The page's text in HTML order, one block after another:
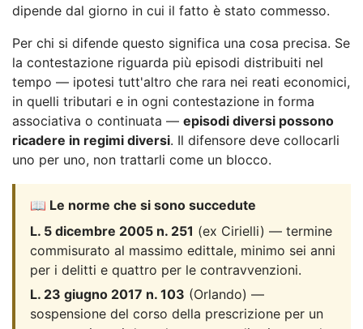
dipende dal giorno in cui il fatto è stato commesso.
Per chi si difende questo significa una cosa precisa. Se
la contestazione riguarda più episodi distribuiti nel
tempo — ipotesi tutt'altro che rara nei reati economici,
in quelli tributari e in ogni contestazione in forma
associativa o continuata — episodi diversi possono
ricadere in regimi diversi. Il difensore deve collocarli
uno per uno, non trattarli come un blocco.
📖 Le norme che si sono succedute
L. 5 dicembre 2005 n. 251 (ex Cirielli) — termine
commisurato al massimo edittale, minimo sei anni
per i delitti e quattro per le contravvenzioni.
L. 23 giugno 2017 n. 103 (Orlando) —
sospensione del corso della prescrizione per un